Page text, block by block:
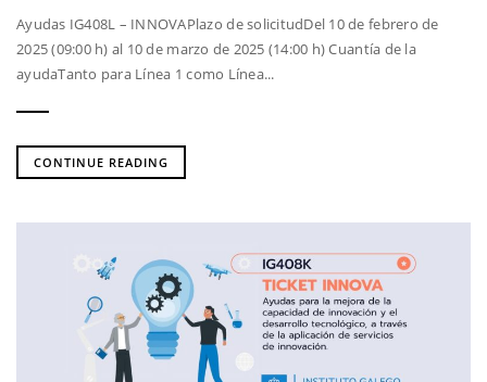
Ayudas IG408L – INNOVAPlazo de solicitudDel 10 de febrero de
2025 (09:00 h) al 10 de marzo de 2025 (14:00 h) Cuantía de la
ayudaTanto para Línea 1 como Línea...
CONTINUE READING